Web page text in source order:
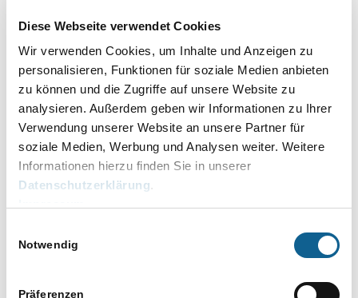
Diese Webseite verwendet Cookies
Wir verwenden Cookies, um Inhalte und Anzeigen zu
personalisieren, Funktionen für soziale Medien anbieten
zu können und die Zugriffe auf unsere Website zu
analysieren. Außerdem geben wir Informationen zu Ihrer
Verwendung unserer Website an unsere Partner für
soziale Medien, Werbung und Analysen weiter. Weitere
Informationen hierzu finden Sie in unserer
Datenschutzerklärung.
Notwendig
Präferenzen
Form zur Verfügung.
GiroCode drucken dient der schnellen
Übernahme der Rechnungsdaten in die
Banking-App des Rechnungsempfängers.
Durch das Einscannen des Girocodes mit der
Banking-App werden alle notwendigen
Zahlungsinformationen wie Empfänger, IBAN,
BIC, Überweisungsbetrag und
Verwendungszweck können komfortabel in den
Überweisungsauftrag übernommen.
Rechnungstyp im Bereich
verfügbar.
Für den Druck des Girocodes wird automatisch
– mit der dazu erfassten Bankverbindung